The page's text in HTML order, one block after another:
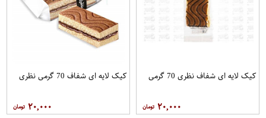
کیک لایه ای شفاف نظری 70 گرمی
۲۰,۰۰۰
کیک لایه ای شفاف 70 گرمی نظری
۲۰,۰۰۰